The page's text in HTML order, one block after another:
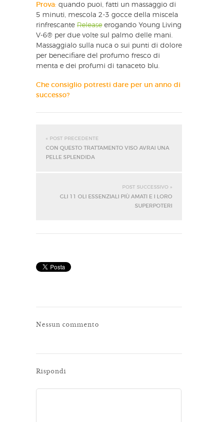
Prova: quando puoi, fatti un massaggio di
5 minuti, mescola 2-3 gocce della miscela
rinfrescante Release erogando Young Living
V-6® per due volte sul palmo delle mani.
Massaggialo sulla nuca o sui punti di dolore
per benecifiare del profumo fresco di
menta e dei profumi di tanaceto blu.
Che consiglio potresti dare per un anno di
successo?
« POST PRECEDENTE
CON QUESTO TRATTAMENTO VISO AVRAI UNA
PELLE SPLENDIDA
POST SUCCESSIVO »
GLI 11 OLI ESSENZIALI PIÙ AMATI E I LORO
SUPERPOTERI
Nessun commento
Rispondi